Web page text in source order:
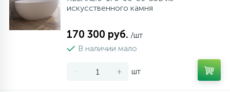
искусственного камня
170 300 руб. /шт
В наличии мало
- + шт